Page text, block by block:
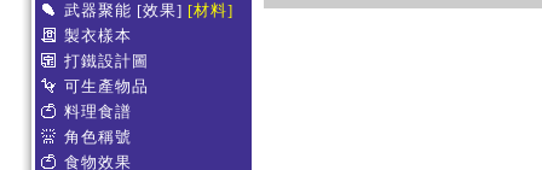
武器聚能 [效果] [材料]
製衣樣本
打鐵設計圖
可生產物品
料理食譜
角色稱號
食物效果